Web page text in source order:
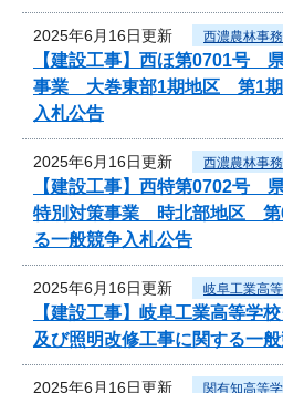
2025年6月16日更新 西濃農林事
【建設工事】西ほ第0701号
事業 大巻東部1期地区 第1期
入札公告
2025年6月16日更新 西濃農林事
【建設工事】西特第0702号
特別対策事業 時北部地区 第
る一般競争入札公告
2025年6月16日更新 岐阜工業高
【建設工事】岐阜工業高等学
及び照明改修工事に関する一
2025年6月16日更新 関有知高等